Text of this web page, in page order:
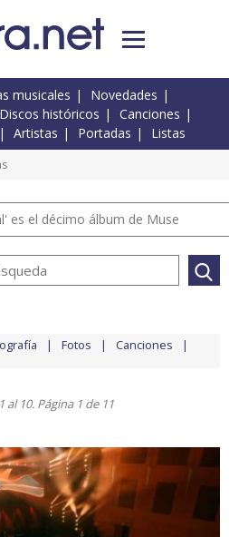
musicales
Novedades
Discos históricos
Canciones
Artistas Portadas Listas
es el décimo álbum de Muse
Fotos Canciones
al 10. Página 1 de 11